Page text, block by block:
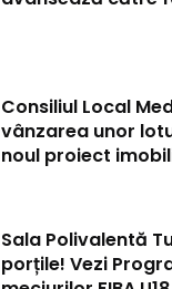
Consiliul Local
vânzarea unor
noul proiect
Sala Polivalentă
porțile! Vezi